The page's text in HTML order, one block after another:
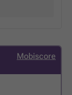
Mobiscore